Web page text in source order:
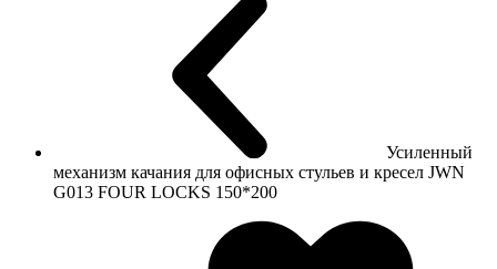
Усиленный
механизм качания для офисных стульев и кресел JWN
G013 FOUR LOCKS 150*200